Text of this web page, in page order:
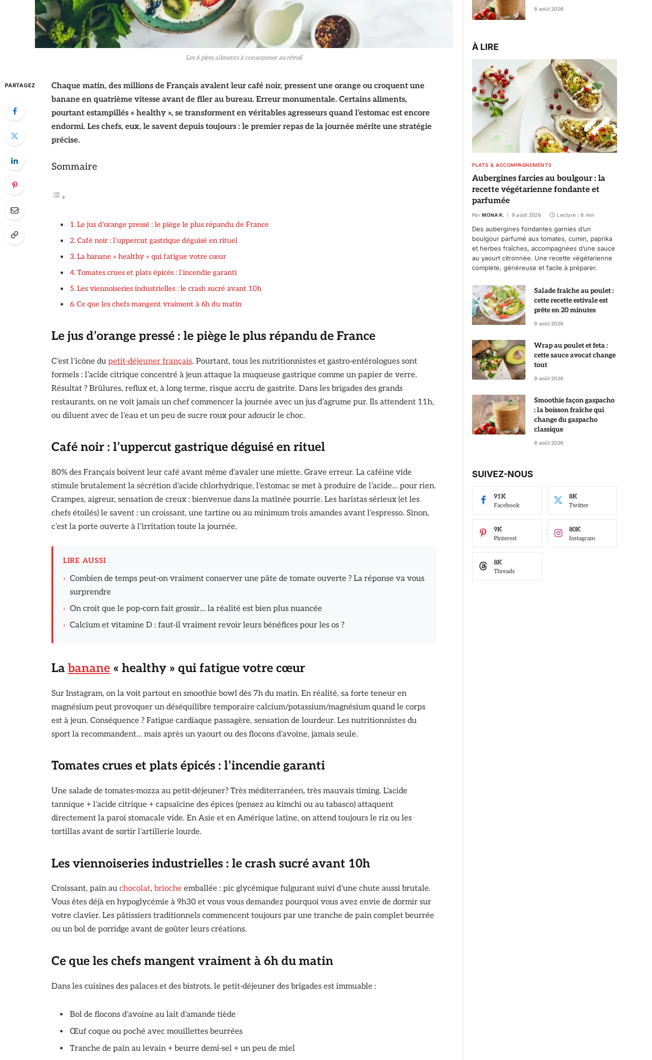
Les 6 pires aliments à consommer au réveil
PARTAGEZ
Chaque matin, des millions de Français avalent leur café noir, pressent une orange ou croquent une
banane en quatrième vitesse avant de filer au bureau. Erreur monumentale. Certains aliments,
pourtant estampillés « healthy », se transforment en véritables agresseurs quand l’estomac est encore
endormi. Les chefs, eux, le savent depuis toujours : le premier repas de la journée mérite une stratégie
précise.
Sommaire
Le jus d’orange pressé : le piège le plus répandu de France
Café noir : l’uppercut gastrique déguisé en rituel
La banane « healthy » qui fatigue votre cœur
Tomates crues et plats épicés : l’incendie garanti
Les viennoiseries industrielles : le crash sucré avant 10h
Ce que les chefs mangent vraiment à 6h du matin
Le jus d’orange pressé : le piège le plus répandu de France
C’est l’icône du petit-déjeuner français. Pourtant, tous les nutritionnistes et gastro-entérologues sont
formels : l’acide citrique concentré à jeun attaque la muqueuse gastrique comme un papier de verre.
Résultat ? Brûlures, reflux et, à long terme, risque accru de gastrite. Dans les brigades des grands
restaurants, on ne voit jamais un chef commencer la journée avec un jus d’agrume pur. Ils attendent 11h,
ou diluent avec de l’eau et un peu de sucre roux pour adoucir le choc.
Café noir : l’uppercut gastrique déguisé en rituel
80% des Français boivent leur café avant même d’avaler une miette. Grave erreur. La caféine vide
stimule brutalement la sécrétion d’acide chlorhydrique, l’estomac se met à produire de l’acide… pour rien.
Crampes, aigreur, sensation de creux : bienvenue dans la matinée pourrie. Les baristas sérieux (et les
chefs étoilés) le savent : un croissant, une tartine ou au minimum trois amandes avant l’espresso. Sinon,
c’est la porte ouverte à l’irritation toute la journée.
LIRE AUSSI
› Combien de temps peut-on vraiment conserver une pâte de tomate ouverte ? La réponse va vous
surprendre
› On croit que le pop-corn fait grossir… la réalité est bien plus nuancée
› Calcium et vitamine D : faut‑il vraiment revoir leurs bénéfices pour les os ?
La banane« healthy » qui fatigue votre cœur
Sur Instagram, on la voit partout en smoothie bowl dès 7h du matin. En réalité, sa forte teneur en
magnésium peut provoquer un déséquilibre temporaire calcium/potassium/magnésium quand le corps
est à jeun. Conséquence ? Fatigue cardiaque passagère, sensation de lourdeur. Les nutritionnistes du
sport la recommandent… mais après un yaourt ou des flocons d’avoine, jamais seule.
Tomates crues et plats épicés : l’incendie garanti
Une salade de tomates-mozza au petit-déjeuner? Très méditerranéen, très mauvais timing. L’acide
tannique + l’acide citrique + capsaïcine des épices (pensez au kimchi ou au tabasco) attaquent
directement la paroi stomacale vide. En Asie et en Amérique latine, on attend toujours le riz ou les
tortillas avant de sortir l’artillerie lourde.
Les viennoiseries industrielles : le crash sucré avant 10h
Croissant, pain au chocolat, brioche emballée : pic glycémique fulgurant suivi d’une chute aussi brutale.
Vous êtes déjà en hypoglycémie à 9h30 et vous vous demandez pourquoi vous avez envie de dormir sur
votre clavier. Les pâtissiers traditionnels commencent toujours par une tranche de pain complet beurrée
ou un bol de porridge avant de goûter leurs créations.
Ce que les chefs mangent vraiment à 6h du matin
Dans les cuisines des palaces et des bistrots, le petit-déjeuner des brigades est immuable :
Bol de flocons d’avoine au lait d’amande tiède
Œuf coque ou poché avec mouillettes beurrées
Tranche de pain au levain + beurre demi-sel + un peu de miel
change du gaspacho
8 août 2026
À LIRE
PLATS & ACCOMPAGNEMENTS
Aubergines farcies au boulgour : la
recette végétarienne fondante et
parfumée
Par MONA K. 9 août 2026 Lecture : 6 min
Des aubergines fondantes garnies d’un
boulgour parfumé aux tomates, cumin, paprika
et herbes fraîches, accompagnées d’une sauce
au yaourt citronnée. Une recette végétarienne
complète, généreuse et facile à préparer.
Salade fraîche au poulet :
cette recette estivale est
prête en 20 minutes
9 août 2026
Wrap au poulet et feta :
cette sauce avocat change
tout
9 août 2026
Smoothie façon gaspacho
: la boisson fraîche qui
change du gaspacho
classique
8 août 2026
SUIVEZ-NOUS
Facebook
91K
Twitter
8K
Pinterest
9K
Instagram
80K
Threads
8K